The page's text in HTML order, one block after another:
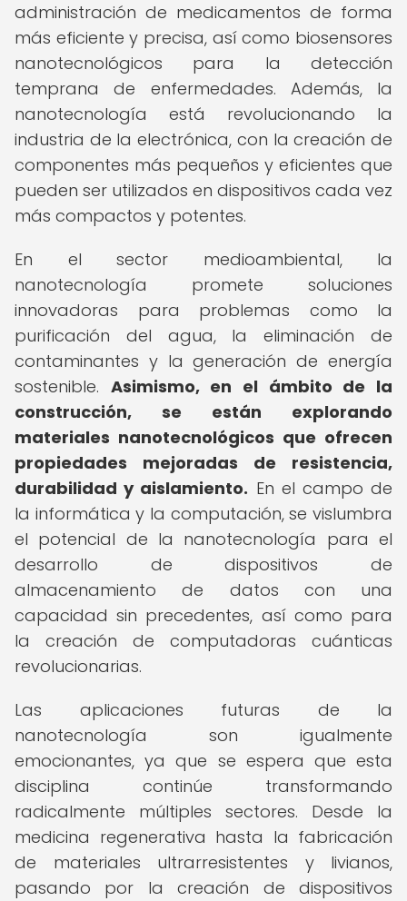
administración de medicamentos de forma
más eficiente y precisa, así como biosensores
nanotecnológicos para la detección
temprana de enfermedades. Además, la
nanotecnología está revolucionando la
industria de la electrónica, con la creación de
componentes más pequeños y eficientes que
pueden ser utilizados en dispositivos cada vez
más compactos y potentes.
En el sector medioambiental, la
nanotecnología promete soluciones
innovadoras para problemas como la
purificación del agua, la eliminación de
contaminantes y la generación de energía
sostenible. Asimismo, en el ámbito de la
construcción, se están explorando
materiales nanotecnológicos que ofrecen
propiedades mejoradas de resistencia,
durabilidad y aislamiento. En el campo de
la informática y la computación, se vislumbra
el potencial de la nanotecnología para el
desarrollo de dispositivos de
almacenamiento de datos con una
capacidad sin precedentes, así como para
la creación de computadoras cuánticas
revolucionarias.
Las aplicaciones futuras de la
nanotecnología son igualmente
emocionantes, ya que se espera que esta
disciplina continúe transformando
radicalmente múltiples sectores. Desde la
medicina regenerativa hasta la fabricación
de materiales ultrarresistentes y livianos,
pasando por la creación de dispositivos